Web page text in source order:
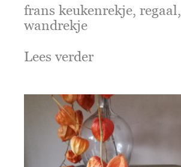
frans keukenrekje, regaal,
wandrekje
Lees verder